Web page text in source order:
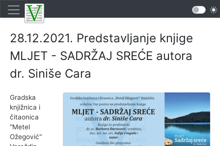
28.12.2021. Predstavljanje knjige
MLJET - SADRŽAJ SREĆE autora
dr. Siniše Cara
Gradska
knjižnica i
čitaonica
"Metel
Ožegović"